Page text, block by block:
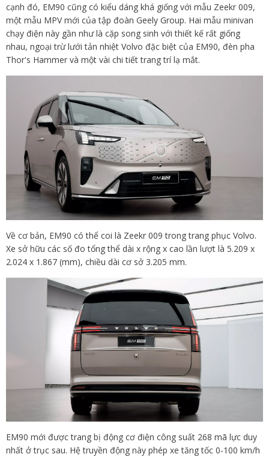
cạnh đó, EM90 cũng có kiểu dáng khá giống với mẫu Zeekr 009,
một mẫu MPV mới của tập đoàn Geely Group. Hai mẫu minivan
chạy điện này gần như là cặp song sinh với thiết kế rất giống
nhau, ngoại trừ lưới tản nhiệt Volvo đặc biệt của EM90, đèn pha
Thor's Hammer và một vài chi tiết trang trí lạ mắt.
Về cơ bản, EM90 có thể coi là Zeekr 009 trong trang phục Volvo.
Xe sở hữu các số đo tổng thể dài x rộng x cao lần lượt là 5.209 x
2.024 x 1.867 (mm), chiều dài cơ sở 3.205 mm.
EM90 mới được trang bị động cơ điện công suất 268 mã lực duy
nhất ở trục sau. Hệ truyền động này phép xe tăng tốc 0-100 km/h